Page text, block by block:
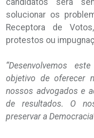
solucionar os
Receptora de
protestos ou
“Desenvolvemos
objetivo de oferecer
nossos advogados e
de resultados. O
preservar a